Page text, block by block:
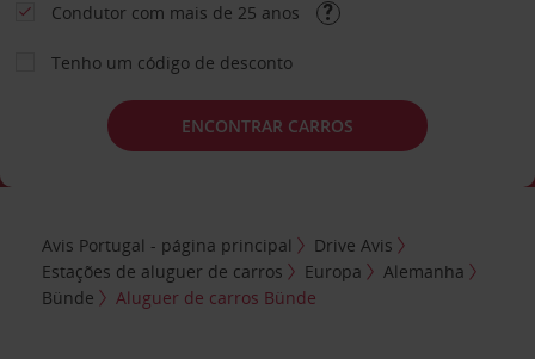
Condutor com mais de 25 anos
Tenho um código de desconto
ENCONTRAR CARROS
Avis Portugal - página principal
Drive Avis
Estações de aluguer de carros
Europa
Alemanha
Bünde
Aluguer de carros Bünde